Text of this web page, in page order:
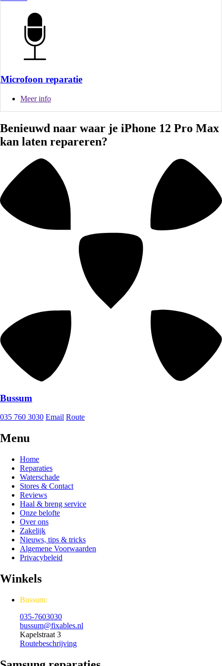
Microfoon reparatie
Meer info
Benieuwd naar waar je iPhone 12 Pro Max
kan laten repareren?
Bussum
035 760 3030 Email Route
Menu
Home
Reparaties
Waterschade
Stores & Contact
Reviews
Haal & breng service
Onze belofte
Over ons
Zakelijk
Nieuws, tips & tricks
Algemene Voorwaarden
Privacybeleid
Winkels
Bussum:
035-7603030
bussum@fixables.nl
Kapelstraat 3
Routebeschrijving